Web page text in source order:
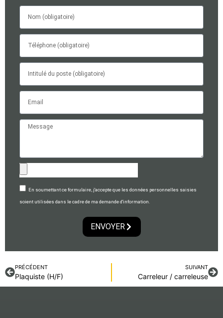
En soumettant ce formulaire, j'accepte que les données personnelles saisies
soient utilisées dans le cadre de ma demande d'information.
ENVOYER
PRÉCÉDENT
Plaquiste (H/F)
SUIVANT
Carreleur / carreleuse